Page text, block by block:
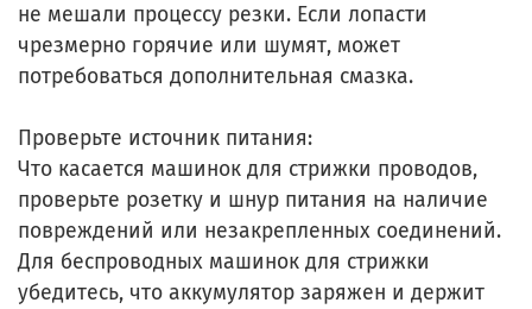
не мешали процессу резки. Если лопасти
чрезмерно горячие или шумят, может
потребоваться дополнительная смазка.
Проверьте источник питания:
Что касается машинок для стрижки проводов,
проверьте розетку и шнур питания на наличие
повреждений или незакрепленных соединений.
Для беспроводных машинок для стрижки
убедитесь, что аккумулятор заряжен и держит